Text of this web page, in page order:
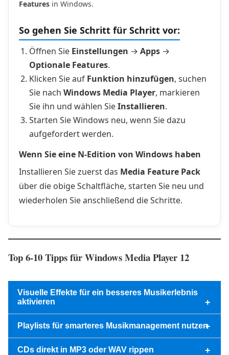
Features in Windows.
So gehen Sie Schritt für Schritt vor:
Öffnen Sie Einstellungen → Apps →
Optionale Features.
Klicken Sie auf Funktion hinzufügen, suchen
Sie nach Windows Media Player, markieren
Sie ihn und wählen SieInstallieren.
Starten Sie Windows neu, wenn Sie dazu
aufgefordert werden.
Wenn Sie eine N-Edition von Windows haben
Installieren Sie zuerst das Media Feature Pack
über die obige Schaltfläche, starten Sie neu und
wiederholen Sie anschließend die Schritte.
Top 6-10 Tipps für Windows Media Player 12
Visuelle Effekte für ein besseres Musikerlebnis
aktivieren
+
Playlists für smarteres Musikmanagement nutzen+
CDs direkt in MP3 oder WAV rippen +